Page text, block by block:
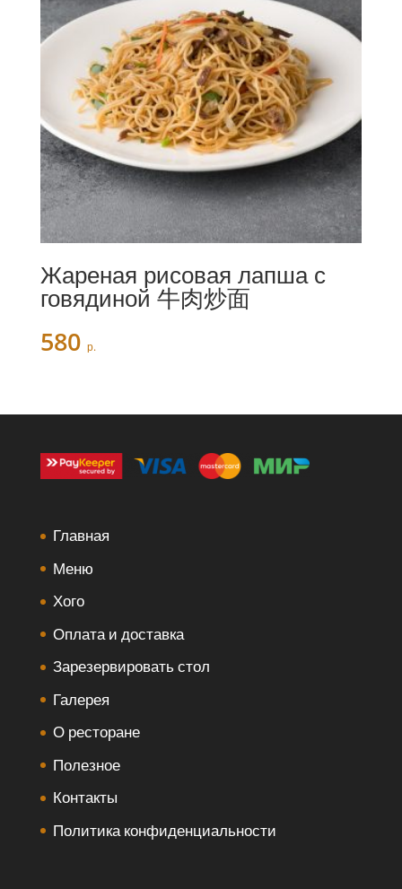
Жареная рисовая лапша с
говядиной 牛肉炒面
580 р.
Главная
Меню
Хого
Оплата и доставка
Зарезервировать стол
Галерея
О ресторане
Полезное
Контакты
Политика конфиденциальности